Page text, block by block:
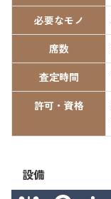
設備
必要なモノ
席数
査定時間
許可・資格